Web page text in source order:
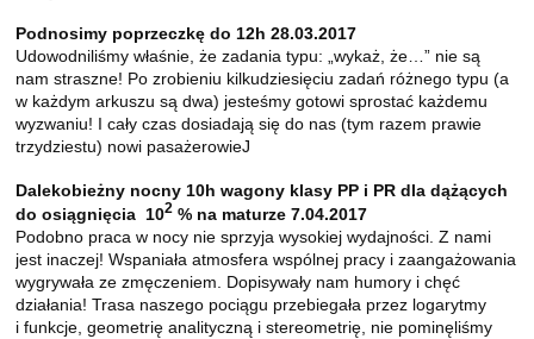
Podnosimy poprzeczkę do 12h 28.03.2017
Udowodniliśmy właśnie, że zadania typu: „wykaż, że…” nie są
nam straszne! Po zrobieniu kilkudziesięciu zadań różnego typu (a
w każdym arkuszu są dwa) jesteśmy gotowi sprostać każdemu
wyzwaniu! I cały czas dosiadają się do nas (tym razem prawie
trzydziestu) nowi pasażerowieJ
Dalekobieżny nocny 10h wagony klasy PP i PR dla dążących
do osiągnięcia 102 % na maturze 7.04.2017
Podobno praca w nocy nie sprzyja wysokiej wydajności. Z nami
jest inaczej! Wspaniała atmosfera wspólnej pracy i zaangażowania
wygrywała ze zmęczeniem. Dopisywały nam humory i chęć
działania! Trasa naszego pociągu przebiegała przez logarytmy
i funkcje, geometrię analityczną i stereometrię, nie pominęliśmy